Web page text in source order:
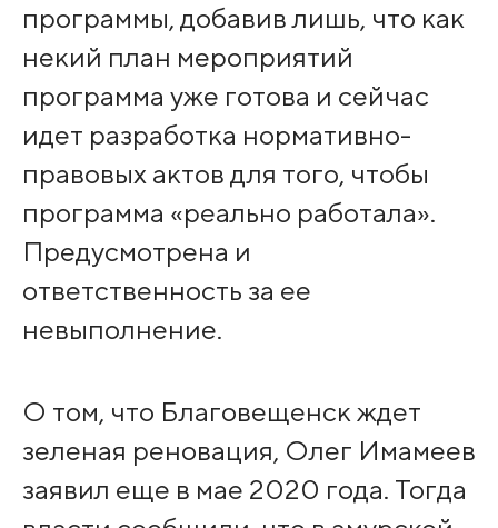
программы, добавив лишь, что как
некий план мероприятий
программа уже готова и сейчас
идет разработка нормативно-
правовых актов для того, чтобы
программа «реально работала».
Предусмотрена и
ответственность за ее
невыполнение.
О том, что Благовещенск ждет
зеленая реновация, Олег Имамеев
заявил еще в мае 2020 года. Тогда